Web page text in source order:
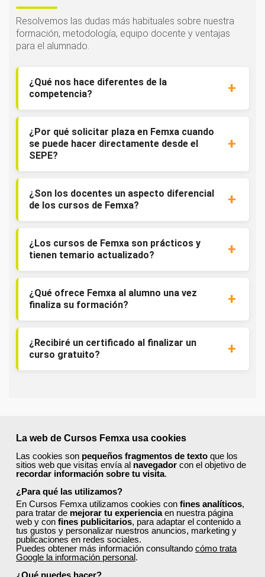
La web de Cursos Femxa usa cookies
Las cookies son pequeños fragmentos de texto que los
sitios web que visitas envía al navegador con el objetivo de
recordar información sobre tu visita.
¿Para qué las utilizamos?
En Cursos Femxa utilizamos cookies con fines analíticos,
para tratar de mejorar tu experienciaen nuestra página
web y con fines publicitarios, para adaptar el contenido a
tus gustos y personalizar nuestros anuncios, marketing y
publicaciones en redes sociales.
Puedes obtener más información consultando cómo trata
Google la información personal.
¿Qué puedes hacer?
Resolvemos las dudas más habituales sobre nuestra
formación, metodología, equipo docente y ventajas
para el alumnado.
¿Qué nos hace diferentes de la
competencia?
¿Por qué solicitar plaza en Femxa cuando
se puede hacer directamente desde el
SEPE?
¿Son los docentes un aspecto diferencial
de los cursos de Femxa?
¿Los cursos de Femxa son prácticos y
tienen temario actualizado?
¿Qué ofrece Femxa al alumno una vez
finaliza su formación?
¿Recibiré un certificado al finalizar un
curso gratuito?
¡Únete a la Comunidad Femxa!
Actualmenteeste curso está cerradoy no hay plazas
disponibles.
Si todavía no tienes cuenta de usuario,
tu sector profesional y tus preferencias formativas. Si ya
estás registrado, inicia sesión a continuación y filtra tu
búsqueda para encontrar los cursos que se ajusten a tu
perfil.